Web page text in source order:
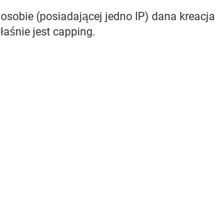
(posiadającej jedno IP) dana kreacja
jest capping.